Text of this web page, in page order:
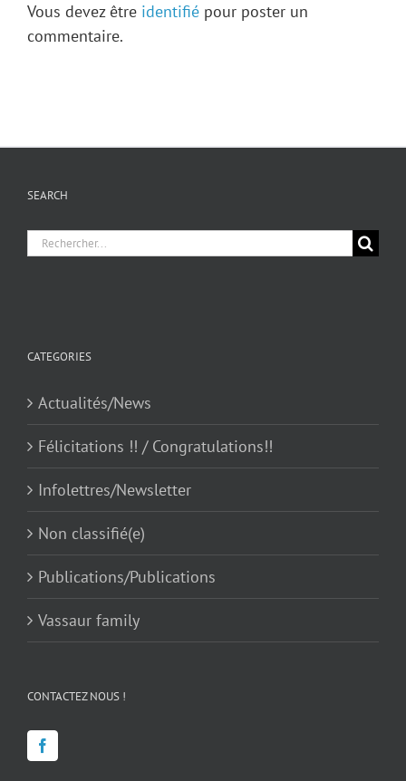
Vous devez être identifié pour poster un
commentaire.
SEARCH
Chercher
CATEGORIES
Actualités/News
Félicitations !! / Congratulations!!
Infolettres/Newsletter
Non classifié(e)
Publications/Publications
Vassaur family
CONTACTEZ NOUS !